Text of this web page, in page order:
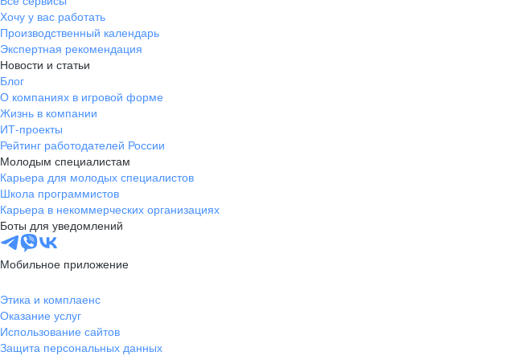
Хочу у вас работать
Производственный календарь
Экспертная рекомендация
Новости и статьи
Блог
О компаниях в игровой форме
Жизнь в компании
ИТ-проекты
Рейтинг работодателей России
Молодым специалистам
Карьера для молодых специалистов
Школа программистов
Карьера в некоммерческих организациях
Боты для уведомлений
Мобильное приложение
Этика и комплаенс
Оказание услуг
Использование сайтов
Защита персональных данных